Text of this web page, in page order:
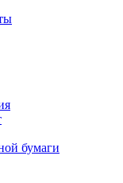
бумаги